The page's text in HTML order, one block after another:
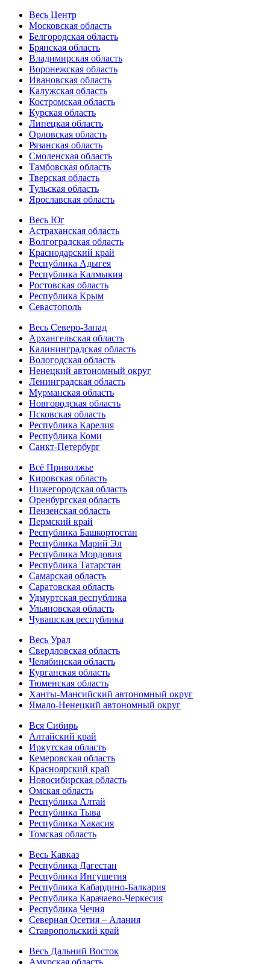
Весь Центр
Московская область
Белгородская область
Брянская область
Владимирская область
Воронежская область
Ивановская область
Калужская область
Костромская область
Курская область
Липецкая область
Орловская область
Рязанская область
Смоленская область
Тамбовская область
Тверская область
Тульская область
Ярославская область
Весь Юг
Астраханская область
Волгоградская область
Краснодарский край
Республика Адыгея
Республика Калмыкия
Ростовская область
Республика Крым
Севастополь
Весь Северо-Запад
Архангельская область
Калининградская область
Вологодская область
Ненецкий автономный округ
Ленинградская область
Мурманская область
Новгородская область
Псковская область
Республика Карелия
Республика Коми
Санкт-Петербург
Всё Приволжье
Кировская область
Нижегородская область
Оренбургская область
Пензенская область
Пермский край
Республика Башкортостан
Республика Марий Эл
Республика Мордовия
Республика Татарстан
Самарская область
Саратовская область
Удмуртская республика
Ульяновская область
Чувашская республика
Весь Урал
Свердловская область
Челябинская область
Курганская область
Тюменская область
Ханты-Мансийский автономный округ
Ямало-Ненецкий автономный округ
Вся Сибирь
Алтайский край
Иркутская область
Кемеровская область
Красноярский край
Новосибирская область
Омская область
Республика Алтай
Республика Тыва
Республика Хакасия
Томская область
Весь Кавказ
Республика Дагестан
Республика Ингушетия
Республика Кабардино-Балкария
Республика Карачаево-Черкесия
Республика Чечня
Северная Осетия – Алания
Ставропольский край
Весь Дальний Восток
Амурская область